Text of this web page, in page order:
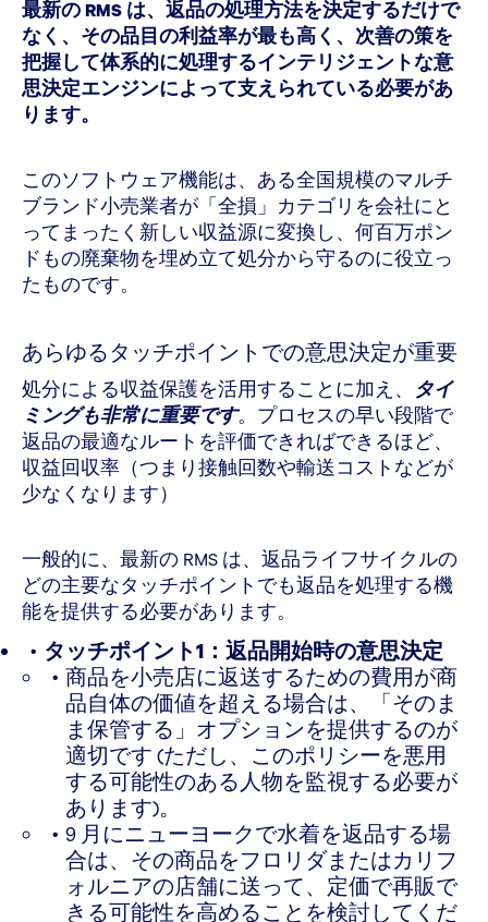
最新の RMS は、返品の処理方法を決定するだけで
なく、その品目の利益率が最も高く、次善の策を
把握して体系的に処理するインテリジェントな意
思決定エンジンによって支えられている必要があ
ります。
このソフトウェア機能は、ある全国規模のマルチ
ブランド小売業者が「全損」カテゴリを会社にと
ってまったく新しい収益源に変換し、何百万ポン
ドもの廃棄物を埋め立て処分から守るのに役立っ
たものです。
あらゆるタッチポイントでの意思決定が重要
処分による収益保護を活用することに加え、
タイ
ミングも非常に重要です。プロセスの早い段階で
返品の最適なルートを評価できればできるほど、
収益回収率（つまり接触回数や輸送コストなどが
少なくなります）
一般的に、最新の RMS は、返品ライフサイクルの
どの主要なタッチポイントでも返品を処理する機
能を提供する必要があります。
タッチポイント1：返品開始時の意思決定
商品を小売店に返送するための費用が商
品自体の価値を超える場合は、「そのま
ま保管する」オプションを提供するのが
適切です (ただし、このポリシーを悪用
する可能性のある人物を監視する必要が
あります)。
9 月にニューヨークで水着を返品する場
合は、その商品をフロリダまたはカリフ
ォルニアの店舗に送って、定価で再販で
きる可能性を高めることを検討してくだ